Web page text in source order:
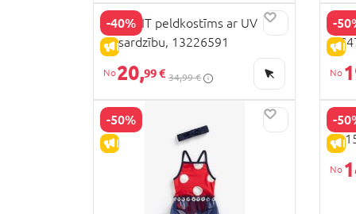
-40%
IZPĀRDOŠANA
NAME IT peldkostīms ar UV
aizsardzību, 13226591
20,99 € 34,99 €
-
-50%
IZPĀRDOŠANA
-